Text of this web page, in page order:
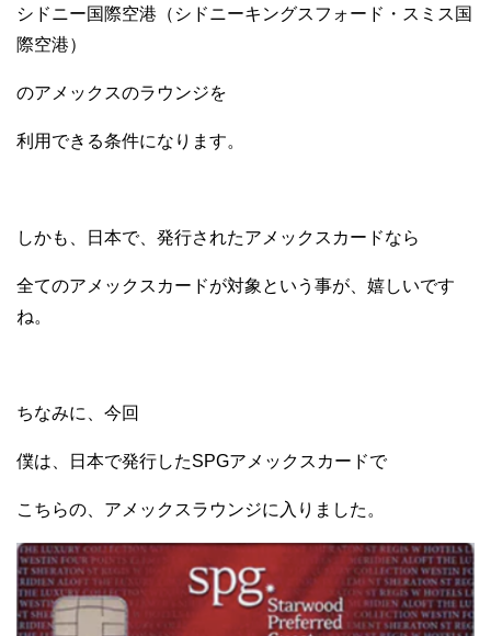
シドニー国際空港（シドニーキングスフォード・スミス国
際空港）
のアメックスのラウンジを
利用できる条件になります。
しかも、日本で、発行されたアメックスカードなら
全てのアメックスカードが対象という事が、嬉しいです
ね。
ちなみに、今回
僕は、日本で発行したSPGアメックスカードで
こちらの、アメックスラウンジに入りました。